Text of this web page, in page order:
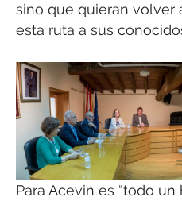
sino que quieran volver
esta ruta a sus
Para Acevin es “todo